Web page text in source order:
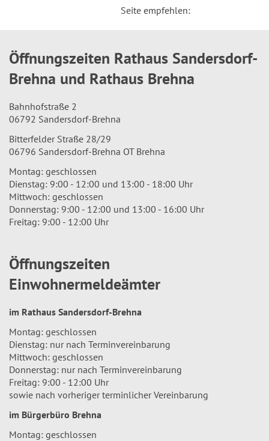
Seite empfehlen:
Öffnungszeiten Rathaus Sandersdorf-
Brehna und Rathaus Brehna
Bahnhofstraße 2
06792 Sandersdorf-Brehna
Bitterfelder Straße 28/29
06796 Sandersdorf-Brehna OT Brehna
Montag: geschlossen
Dienstag: 9:00 - 12:00 und 13:00 - 18:00 Uhr
Mittwoch: geschlossen
Donnerstag: 9:00 - 12:00 und 13:00 - 16:00 Uhr
Freitag: 9:00 - 12:00 Uhr
Öffnungszeiten
Einwohnermeldeämter
im Rathaus Sandersdorf-Brehna
Montag: geschlossen
Dienstag: nur nach Terminvereinbarung
Mittwoch: geschlossen
Donnerstag: nur nach Terminvereinbarung
Freitag: 9:00 - 12:00 Uhr
sowie nach vorheriger terminlicher Vereinbarung
im Bürgerbüro Brehna
Montag: geschlossen